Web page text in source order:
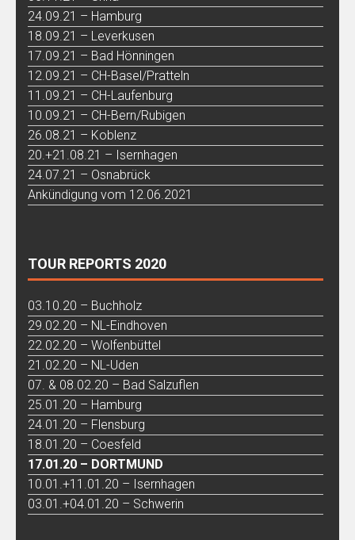
24.09.21 – Hamburg
18.09.21 – Leverkusen
17.09.21 – Bad Hönningen
12.09.21 – CH-Basel/Pratteln
11.09.21 – CH-Laufenburg
10.09.21 – CH-Bern/Rubigen
26.08.21 – Koblenz
20.+21.08.21 – Isernhagen
24.07.21 – Osnabrück
Ankündigung vom 12.06.2021
TOUR REPORTS 2020
03.10.20 – Buchholz
29.02.20 – NL-Eindhoven
22.02.20 – Wolfenbüttel
21.02.20 – NL-Uden
07. & 08.02.20 – Bad Salzuflen
25.01.20 – Hamburg
24.01.20 – Flensburg
18.01.20 – Coesfeld
17.01.20 – DORTMUND
10.01.+11.01.20 – Isernhagen
03.01.+04.01.20 – Schwerin